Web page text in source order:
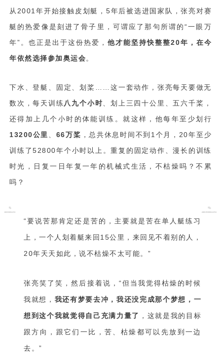
从2001年开始接触皮划艇，5年后被选进国家队，张亮对赛
艇的热爱像是刻进了骨子里，可谓应了那句所谓的“一眼万
年”。也正是出于这份热爱， 他才能坚持快整整20年，在今
年依然选择参加奥运会。
下水、登艇、固定、划桨……这一套动作，张亮每天要做无
数次，每天训练八九个小时、划上三四十公里、五六千桨，
还得加上几个小时的体能训练。就这样，他每年至少划行
13200公里、 66万桨 ，总共休息时间不到1个月，20年至少
训练了52800年个小时以上。重复的固定动作、漫长的训练
时光，日复一日年复一年的机械式生活，不枯燥吗？不累
吗？
“要说苦那肯定还是苦的，主要就是苦在单人艇练习
上，一个人划着艇来回15公里，来回见不着别的人，
20年天天如此，说不枯燥不太可能。”
张亮笑了笑，然后接着说，“但当我觉得枯燥的时候
我就想， 我还有梦要去冲，我还没完成那个梦想，一
想到这个我就觉得自己充满力量了 ，这就是我的目标
跟方向，跟它们一比，苦、枯燥都可以先放到一边
去。”